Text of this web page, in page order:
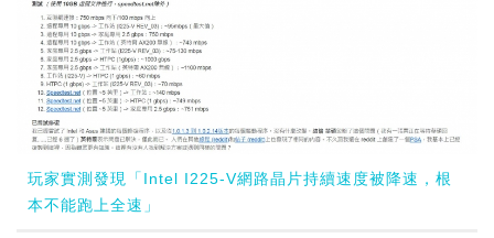
玩家實測發現「Intel I225-V網路晶片持續速度被降速，根
本不能跑上全速」